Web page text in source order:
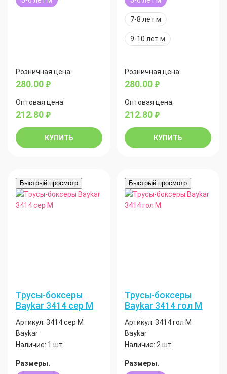
Розничная цена:
280.00 руб.
Оптовая цена:
212.80 руб.
КУПИТЬ
7-8 лет м
9-10 лет м
Розничная цена:
280.00руб.
Оптовая цена:
212.80руб.
КУПИТЬ
Быстрый просмотр
Трусы-боксеры
Baykar 3414 сер М
Артикул: 3414 сер М
Baykar
Наличие: 1 шт.
Размеры.
Быстрый просмотр
Трусы-боксеры
Baykar 3414 гол М
Артикул: 3414 гол М
Baykar
Наличие: 2 шт.
Размеры.